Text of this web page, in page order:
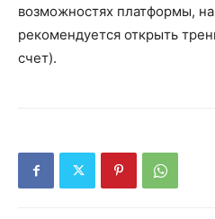
возможностях платформы,
рекомендуется открыть
счет).